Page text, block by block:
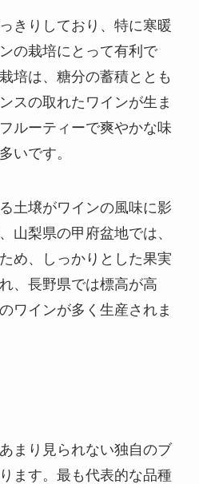
きりしており、特に寒暖
の栽培にとって有利で
培は、糖分の蓄積ととも
スの取れたワインが生ま
ルーティーで爽やかな味
いです。
土壌がワインの風味に影
山梨県の甲府盆地では、
め、しっかりとした果実
、長野県では標高が高
ワインが多く生産されま
まり見られない独自のブ
ます。最も代表的な品種